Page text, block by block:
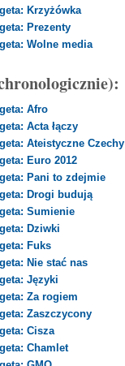
Krzyżówka
Prezenty
Wolne media
Afro
Acta łączy
Ateistyczne Czechy
Euro 2012
Pani to zdejmie
Drogi budują
Sumienie
Dziwki
Fuks
Nie stać nas
Języki
Za rogiem
Zaszczycony
Cisza
Chamlet